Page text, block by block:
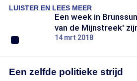
LUISTER EN LEES MEER
Een week in
van de Mijnstreek'
14 mrt 2018
Een zelfde politieke strijd